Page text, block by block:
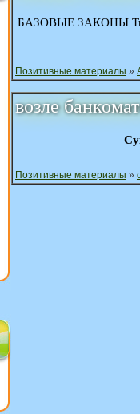
БАЗОВЫЕ ЗАКОНЫ
Позитивные материалы »
возле
Позитивные материалы »